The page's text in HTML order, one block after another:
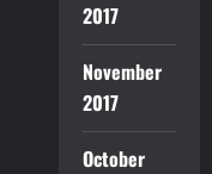
2017
November
2017
October